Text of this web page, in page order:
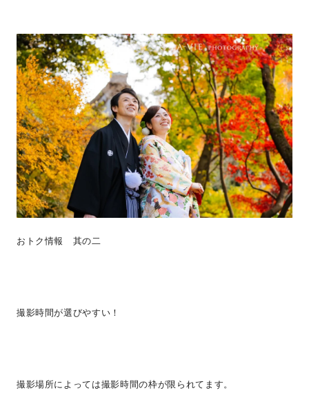
おトク情報 其の二
撮影時間が選びやすい！
撮影場所によっては撮影時間の枠が限られてます。